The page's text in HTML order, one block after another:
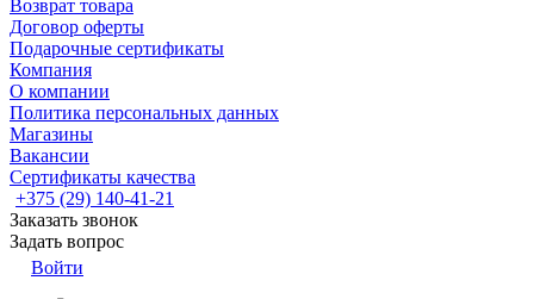
Возврат товара
Договор оферты
Подарочные сертификаты
Компания
О компании
Политика персональных данных
Магазины
Вакансии
Сертификаты качества
+375 (29) 140-41-21
Заказать звонок
Задать вопрос
Войти